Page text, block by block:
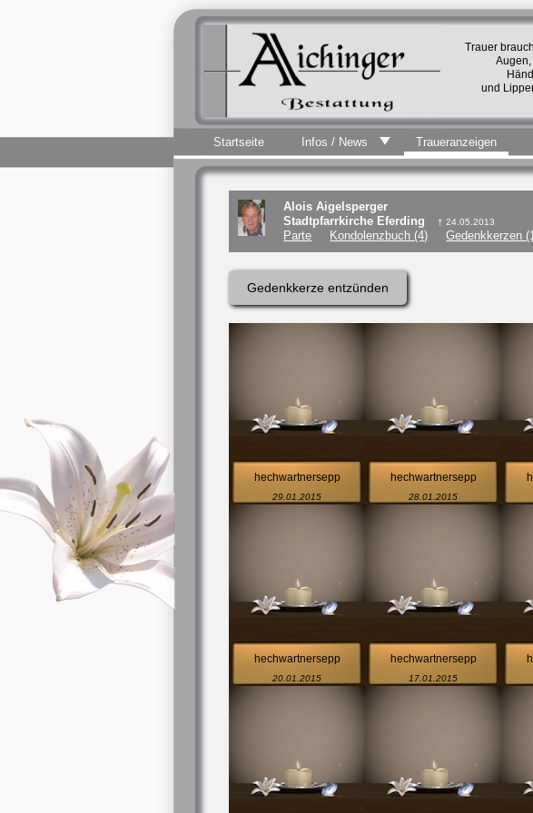
Startseite Infos / News Traueranzeigen
Alois Aigelsperger
Stadtpfarrkirche Eferding
† 24.05.2013
Parte
Kondolenzbuch (4) Gedenkkerzen
Gedenkkerze entzünden
hechwartnersepp
29.01.2015
hechwartnersepp
28.01.2015
hechwartnersepp
20.01.2015
hechwartnersepp
17.01.2015
Trauer
und